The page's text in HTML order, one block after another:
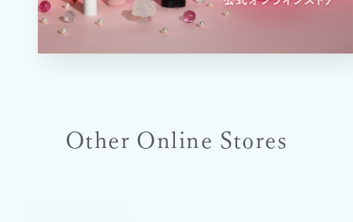
Other Online Stores